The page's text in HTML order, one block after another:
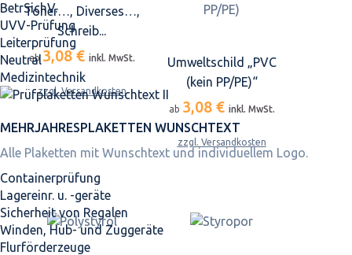
BetrSichV.
UVV-Prüfung
Leiterprüfung
Neutral
Medizintechnik
MEHRJAHRES­PLAKETTEN WUNSCHTEXT
Alle Plaketten mit Wunschtext und individuellem Logo.
Containerprüfung
Lagereinr. u. -geräte
Sicherheit von Regalen
Winden, Hub- und Zuggeräte
Flurförderzeuge
Toner…, Diverses…,
Schreib...
ab 3,08 € inkl. MwSt.
zzgl. Versandkosten
Umweltschild „PVC
(kein PP/PE)“
ab 3,08 € inkl. MwSt.
zzgl. Versandkosten